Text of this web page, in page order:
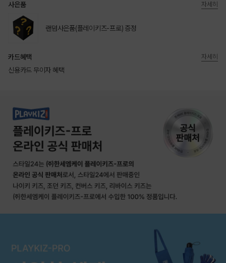
사은품
랜덤사은품(플레이키즈-프로) 증정
자세히
카드혜택
신용카드 무이자 혜택
자세히